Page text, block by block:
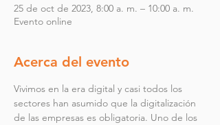
25 de oct de 2023, 8:00 a. m. – 10:00 a. m.
Evento online
Acerca del evento
Vivimos en la era digital y casi todos los
sectores han asumido que la digitalización
de las empresas es obligatoria. Uno de los